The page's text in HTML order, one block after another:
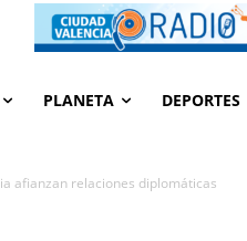
PLANETA DEPORTES
afianzan relaciones diplomáticas